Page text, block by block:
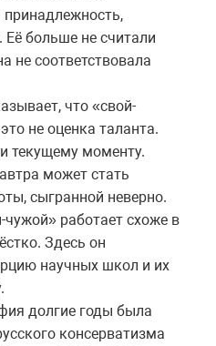
принадлежность,
больше не считали
не соответствовала
что «свой-
не оценка таланта.
текущему моменту.
может стать
сыгранной неверно.
чужой» работает схоже в
Здесь он
научных школ и их
долгие годы была
консерватизма